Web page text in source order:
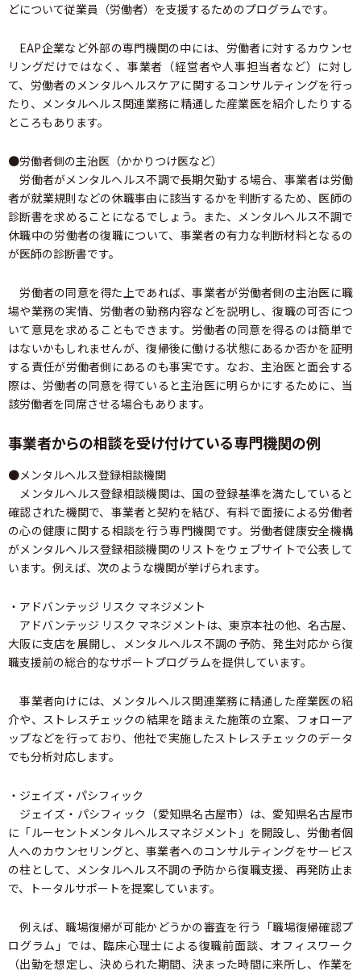
どについて従業員（労働者）を支援するためのプログラムです。
EAP企業など外部の専門機関の中には、労働者に対するカウンセ
リングだけではなく、事業者（経営者や人事担当者など）に対し
て、労働者のメンタルヘルスケアに関するコンサルティングを行っ
たり、メンタルヘルス関連業務に精通した産業医を紹介したりする
ところもあります。
●労働者側の主治医（かかりつけ医など）
労働者がメンタルヘルス不調で長期欠勤する場合、事業者は労働
者が就業規則などの休職事由に該当するかを判断するため、医師の
診断書を求めることになるでしょう。また、メンタルヘルス不調で
休職中の労働者の復職について、事業者の有力な判断材料となるの
が医師の診断書です。
労働者の同意を得た上であれば、事業者が労働者側の主治医に職
場や業務の実情、労働者の勤務内容などを説明し、復職の可否につ
いて意見を求めることもできます。労働者の同意を得るのは簡単で
はないかもしれませんが、復帰後に働ける状態にあるか否かを証明
する責任が労働者側にあるのも事実です。なお、主治医と面会する
際は、労働者の同意を得ていると主治医に明らかにするために、当
該労働者を同席させる場合もあります。
事業者からの相談を受け付けている専門機関の例
●メンタルヘルス登録相談機関
メンタルヘルス登録相談機関は、国の登録基準を満たしていると
確認された機関で、事業者と契約を結び、有料で面接による労働者
の心の健康に関する相談を行う専門機関です。労働者健康安全機構
がメンタルヘルス登録相談機関のリストをウェブサイトで公表して
います。例えば、次のような機関が挙げられます。
・アドバンテッジ リスク マネジメント
アドバンテッジ リスク マネジメントは、東京本社の他、名古屋、
大阪に支店を展開し、メンタルヘルス不調の予防、発生対応から復
職支援前の総合的なサポートプログラムを提供しています。
事業者向けには、メンタルヘルス関連業務に精通した産業医の紹
介や、ストレスチェックの結果を踏まえた施策の立案、フォローア
ップなどを行っており、他社で実施したストレスチェックのデータ
でも分析対応します。
・ジェイズ・パシフィック
ジェイズ・パシフィック（愛知県名古屋市）は、愛知県名古屋市
に「ルーセントメンタルヘルスマネジメント」を開設し、労働者個
人へのカウンセリングと、事業者へのコンサルティングをサービス
の柱として、メンタルヘルス不調の予防から復職支援、再発防止ま
で、トータルサポートを提案しています。
例えば、職場復帰が可能かどうかの審査を行う「職場復帰確認プ
ログラム」では、臨床心理士による復職前面談、オフィスワーク
（出勤を想定し、決められた期間、決まった時間に来所し、作業を